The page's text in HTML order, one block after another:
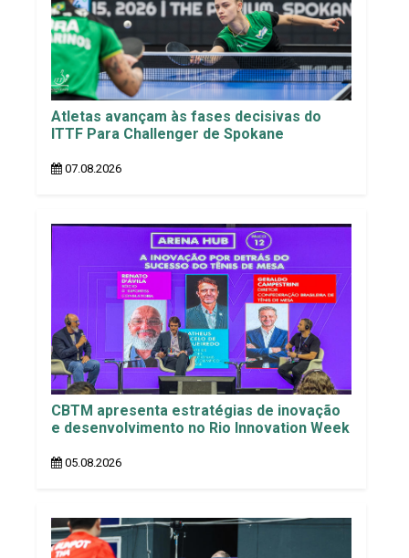
Atletas avançam às fases decisivas do
ITTF Para Challenger de Spokane
07.08.2026
CBTM apresenta estratégias de inovação
e desenvolvimento no Rio Innovation Week
05.08.2026